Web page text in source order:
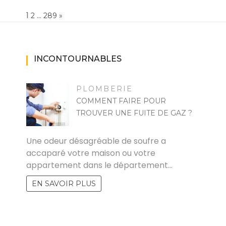
Page:
1 2 … 289 NEXT
»
INCONTOURNABLES
PLOMBERIE
COMMENT FAIRE POUR
TROUVER UNE FUITE DE GAZ ?
Une odeur désagréable de soufre a
accaparé votre maison ou votre
appartement dans le département…
EN SAVOIR PLUS